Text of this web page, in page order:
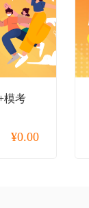
模考
¥0.00